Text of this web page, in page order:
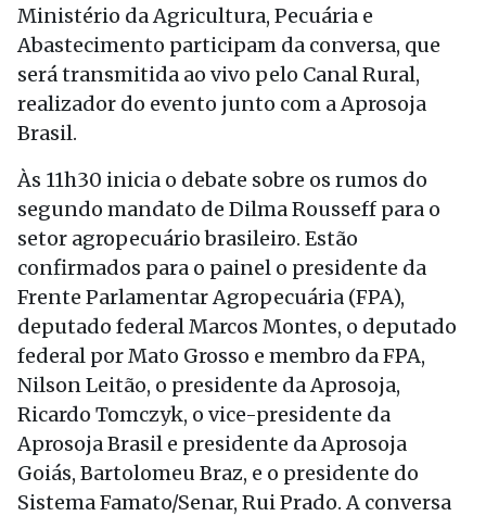
Ministério da Agricultura, Pecuária e
Abastecimento participam da conversa, que
será transmitida ao vivo pelo Canal Rural,
realizador do evento junto com a Aprosoja
Brasil.
Às 11h30 inicia o debate sobre os rumos do
segundo mandato de Dilma Rousseff para o
setor agropecuário brasileiro. Estão
confirmados para o painel o presidente da
Frente Parlamentar Agropecuária (FPA),
deputado federal Marcos Montes, o deputado
federal por Mato Grosso e membro da FPA,
Nilson Leitão, o presidente da Aprosoja,
Ricardo Tomczyk, o vice-presidente da
Aprosoja Brasil e presidente da Aprosoja
Goiás, Bartolomeu Braz, e o presidente do
Sistema Famato/Senar, Rui Prado. A conversa